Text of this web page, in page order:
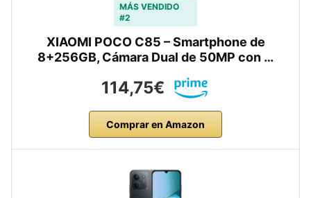
MÁS VENDIDO
#2
XIAOMI POCO C85 – Smartphone de
8+256GB, Cámara Dual de 50MP con …
114,75€
Comprar en Amazon